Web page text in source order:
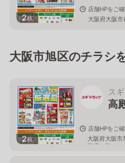
2枚
店舗HPをご
大阪府大阪
大阪市旭区のチラシ
2枚
ス
高
店舗HPをご
大阪府大阪
殿店２階